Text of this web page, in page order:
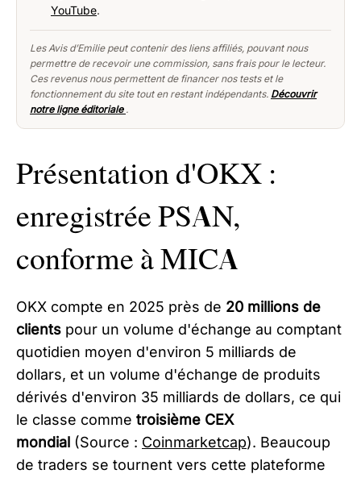
YouTube.
Les Avis d’Emilie peut contenir des liens affiliés, pouvant nous
permettre de recevoir une commission, sans frais pour le lecteur.
Ces revenus nous permettent de financer nos tests et le
fonctionnement du site tout en restant indépendants. Découvrir
notre ligne éditoriale .
Présentation d'OKX :
enregistrée PSAN,
conforme à MICA
OKX compte en 2025 près de 20 millions de
clients pour un volume d'échange au comptant
quotidien moyen d'environ 5 milliards de
dollars, et un volume d'échange de produits
dérivés d'environ 35 milliards de dollars, ce qui
le classe comme troisième CEX
mondial (Source : Coinmarketcap). Beaucoup
de traders se tournent vers cette plateforme